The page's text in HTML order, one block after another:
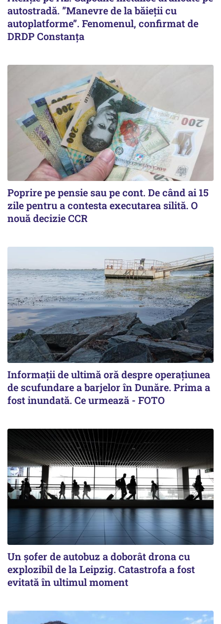
autostradă. ”Manevre de la băieții cu
autoplatforme”. Fenomenul, confirmat de
DRDP Constanța
Poprire pe pensie sau pe cont. De când ai 15
zile pentru a contesta executarea silită. O
nouă decizie CCR
Informații de ultimă oră despre operațiunea
de scufundare a barjelor în Dunăre. Prima a
fost inundată. Ce urmează - FOTO
Un șofer de autobuz a doborât drona cu
explozibil de la Leipzig. Catastrofa a fost
evitată în ultimul moment